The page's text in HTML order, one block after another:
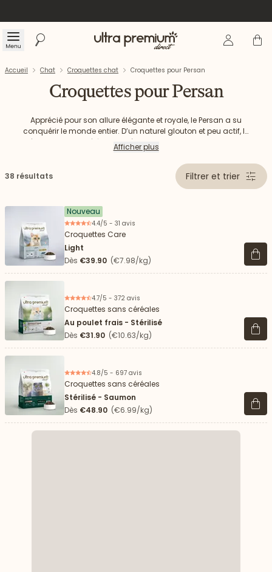
Menu Rechercher Accueil Se Panier
Accueil Chat Croquettes chat Croquettes pour Persan
Croquettes pour Persan
Apprécié pour son allure élégante et royale, le Persan a su
conquérir le monde entier. D’un naturel glouton et peu actif, le
Persan peut être sujet à de l’embonpoint. Cette
caractéristique est à prendre en compte lors de votre choix
Découvrez notre sélection de croquettes Ultra Premium Direct
pour votre Persan.
Afficher plus
38 résultats Filtrer et trier
Nouveau
4.4/5 - 31 avis
Croquettes Care
Light
Dès €39.90 (€7.98/kg) Voir
4.7/5 - 372 avis
Croquettes sans céréales
Au poulet frais - Stérilisé
Dès €31.90 (€10.63/kg) Voir
4.8/5 - 697 avis
Croquettes sans céréales
Stérilisé - Saumon
Dès €48.90 (€6.99/kg) Voir